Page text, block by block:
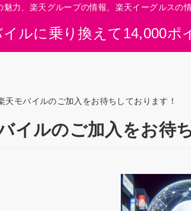
ルに乗り換えて14,000ポ
魅力、楽天グループの情報、楽天イーグルスの
天モバイルのご加入をお待ちしております！
イルのご加入をお待